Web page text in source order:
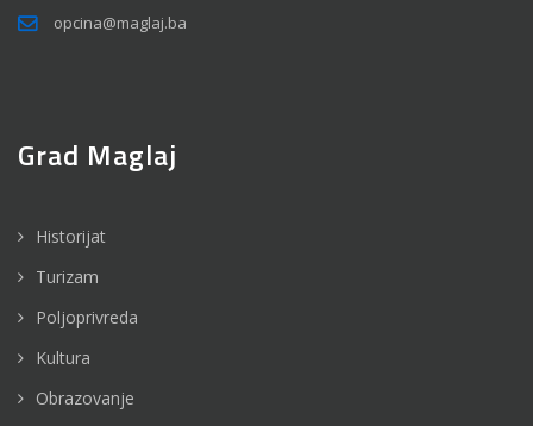
opcina@maglaj.ba
Grad Maglaj
Historijat
Turizam
Poljoprivreda
Kultura
Obrazovanje